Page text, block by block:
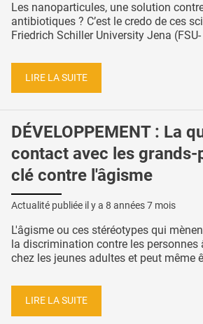
Les nanoparticules, une solution
antibiotiques ? C’est le credo de ces
Friedrich Schiller University Jena (FSU-
LIRE LA SUITE
DÉVELOPPEMENT : La
contact avec les grands-
clé contre l'âgisme
Actualité publiée il y a 8 années 7 mois
L'âgisme ou ces stéréotypes qui
la discrimination contre les personnes
chez les jeunes adultes et peut même
LIRE LA SUITE